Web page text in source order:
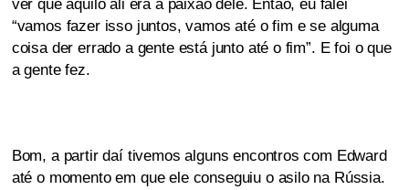
ver que aquilo ali era a paixão dele. Então, eu falei
“vamos fazer isso juntos, vamos até o fim e se alguma
coisa der errado a gente está junto até o fim”. E foi o que
a gente fez.
Bom, a partir daí tivemos alguns encontros com Edward
até o momento em que ele conseguiu o asilo na Rússia.